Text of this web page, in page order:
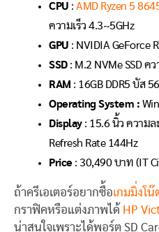
CPU : AMD Ryzen 5
ความเร็ว 4.3~5GHz
GPU : NVIDIA GeForce
SSD : M.2 NVMe SSD ค
RAM : 16GB DDR5 บัส
Operating System :
Display : 15.6 นิ้ว ความล
Refresh Rate 144Hz
Price : 30,490 บาท (IT
ถ้าครีเอเตอร์อยากซื้อเกมมิ่งโ
กราฟิคหรือแต่งภาพได้ HP
น่าสนใจเพราะได้พอร์ต SD